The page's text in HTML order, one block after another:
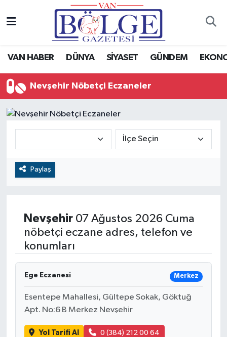
VAN HABER DÜNYA SİYASET GÜNDEM
Nevşehir Nöbetçi Eczaneler
Paylaş
Nevşehir07 Ağustos 2026 Cuma
nöbetçi eczane adres, telefon ve
konumları
Ege Eczanesi Merkez
Esentepe Mahallesi, Gültepe Sokak, Göktuğ
Apt. No:6 B Merkez Nevşehir
Yol Tarifi Al 0 (384) 212 00 64
Van Haber
Gündem
Spor
Eğitim
Dünya
RESMİ İLANLAR
Hava Durumu
Puan Durumu ve Fikstür
Tüm Manşetler
Son Dakika Haberleri
Haber Arşivi